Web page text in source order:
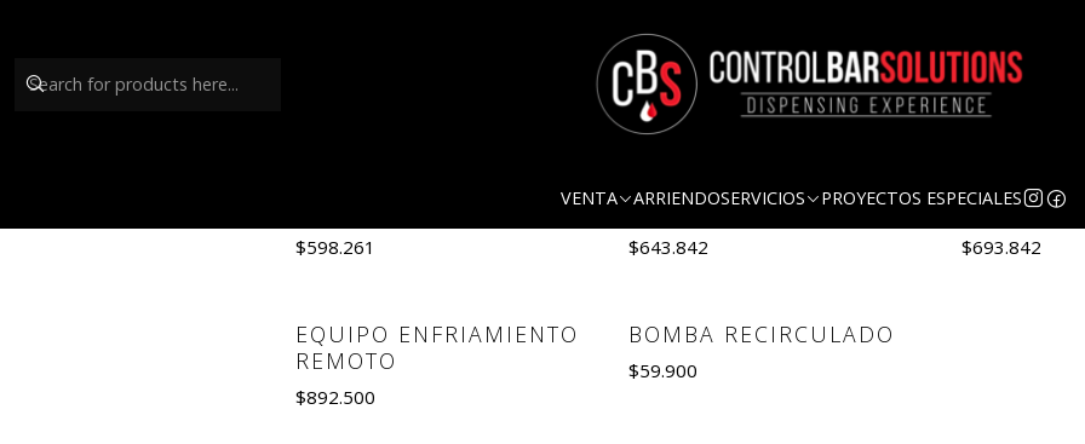
VENTA ARRIENDOSERVICIOS PROYECTOS ESPECIALES
Equipos de Frío
$598.261
Quantity
Not available
SALIDAS
$643.842
Out of Stock
EQUIPO
SALIDAS
$693.842
EQUIPO ENFRIAMIENTO
REMOTO
$892.500
BOMBA RECIRCULADO
$59.900